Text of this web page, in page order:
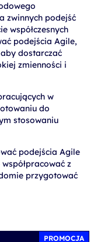
zwinnych podejść
współczesnych
podejścia Agile,
dostarczać
zmienności i
w
do
stosowaniu
podejścia Agile
z
przygotować
PROMOCJA